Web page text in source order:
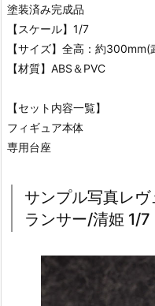
塗装済み完成品
【スケール】1/7
【サイズ】全高：約300mm(
【材質】ABS＆PVC
【セット内容一覧】
フィギュア本体
専用台座
サンプル写真レ
ランサー/清姫 1/